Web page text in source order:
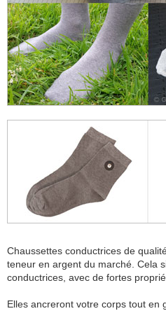
Chaussettes conductrices de
teneur en argent du marché. Cela
conductrices, avec de fortes
Elles ancreront votre corps tout en